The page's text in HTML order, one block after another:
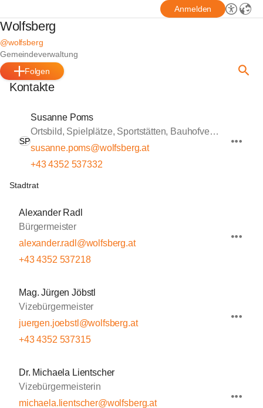
Anmelden
Wolfsberg
@wolfsberg
Gemeindeverwaltung
Folgen
Kontakte
SP
Susanne Poms
Ortsbild, Spielplätze, Sportstätten, Bauhofverwaltung
susanne.poms@wolfsberg.at
+43 4352 537332
Stadtrat
Alexander Radl
Bürgermeister
alexander.radl@wolfsberg.at
+43 4352 537218
Mag. Jürgen Jöbstl
Vizebürgermeister
juergen.joebstl@wolfsberg.at
+43 4352 537315
Dr. Michaela Lientscher
Vizebürgermeisterin
michaela.lientscher@wolfsberg.at